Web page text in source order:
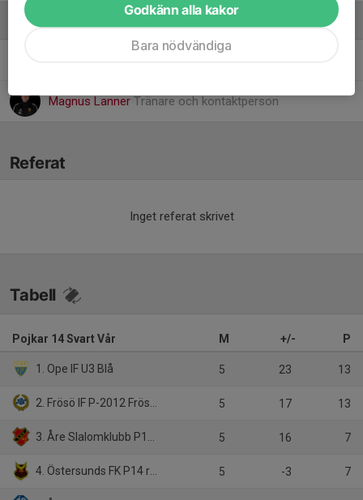
Ledare
Magnus Lanner Tränare och kontaktperson
Referat
Inget referat skrivet
Tabell
Pojkar 14 Svart Vår M +/- P
1. Ope IF U3 Blå 5 23 13
2. Frösö IF P-2012 Frösö IF P12 Svart 5 17 13
3. Åre Slalomklubb P14 (P2012) 5 16 7
4. Östersunds FK P14 röd 5 -3 7
Godkänn alla kakor
Bara nödvändiga